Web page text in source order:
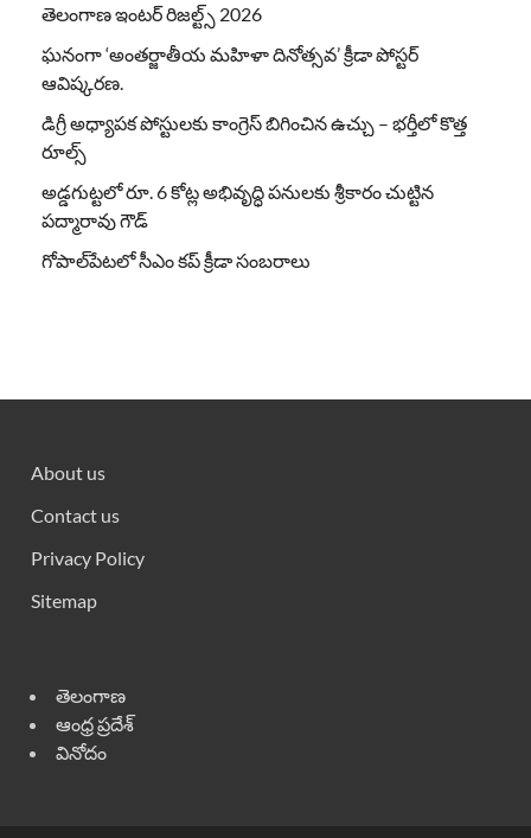
తెలంగాణ ఇంటర్ రిజల్ట్స్ 2026
ఘనంగా ‘అంతర్జాతీయ మహిళా దినోత్సవ’ క్రీడా పోస్టర్
ఆవిష్కరణ.
డిగ్రీ అధ్యాపక పోస్టులకు కాంగ్రెస్ బిగించిన ఉచ్చు – భర్తీలో కొత్త
రూల్స్
అడ్డగుట్టలో రూ. 6 కోట్ల అభివృద్ధి పనులకు శ్రీకారం చుట్టిన
పద్మారావు గౌడ్
గోపాల్‌పేటలో సీఎం కప్ క్రీడా సంబరాలు
About us
Contact us
Privacy Policy
Sitemap
తెలంగాణ
ఆంధ్ర ప్రదేశ్
వినోదం